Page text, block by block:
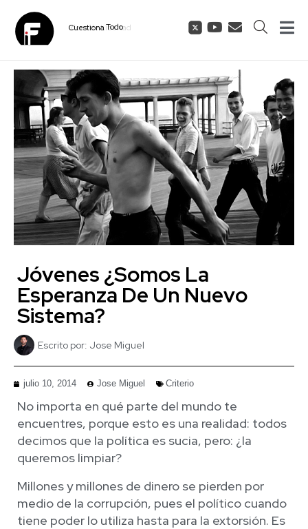
CuestionaTodo
Jóvenes ¿Somos La
Esperanza De Un Nuevo
Sistema?
Escrito por: Jose Miguel
julio 10, 2014 Jose Miguel Criterio
No importa en qué parte del mundo te
encuentres, porque esto es una realidad: todos
decimos que la política es sucia, pero: ¿la
queremos limpiar?
Millones y millones de dinero se pierden por
medio de la corrupción, pues el político cuando
tiene poder lo utiliza hasta para la extorsión. Es